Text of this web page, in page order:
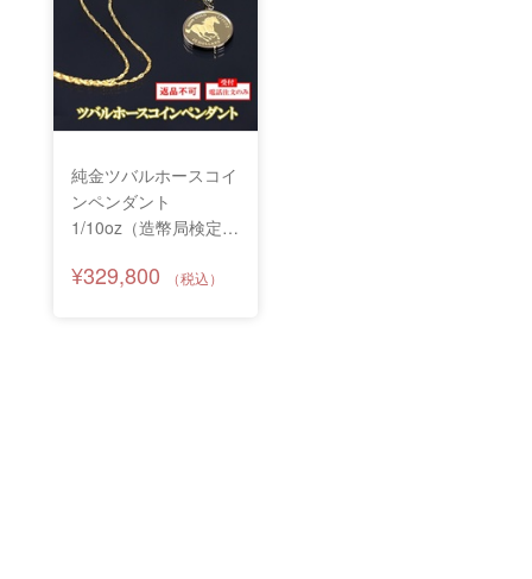
純金ツバルホースコイ
ンペンダント
1/10oz（造幣局検定マ
のみ受付
¥329,800